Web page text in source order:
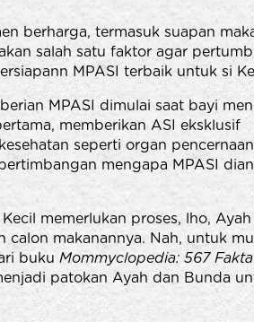
berharga, termasuk suapan
salah satu faktor agar
MPASI terbaik untuk si
MPASI dimulai saat bayi
memberikan ASI eksklusif
seperti organ
mengapa MPASI
memerlukan proses, lho,
calon makanannya. Nah, untuk
bukuMommyclopedia: 567
patokan Ayah dan Bunda